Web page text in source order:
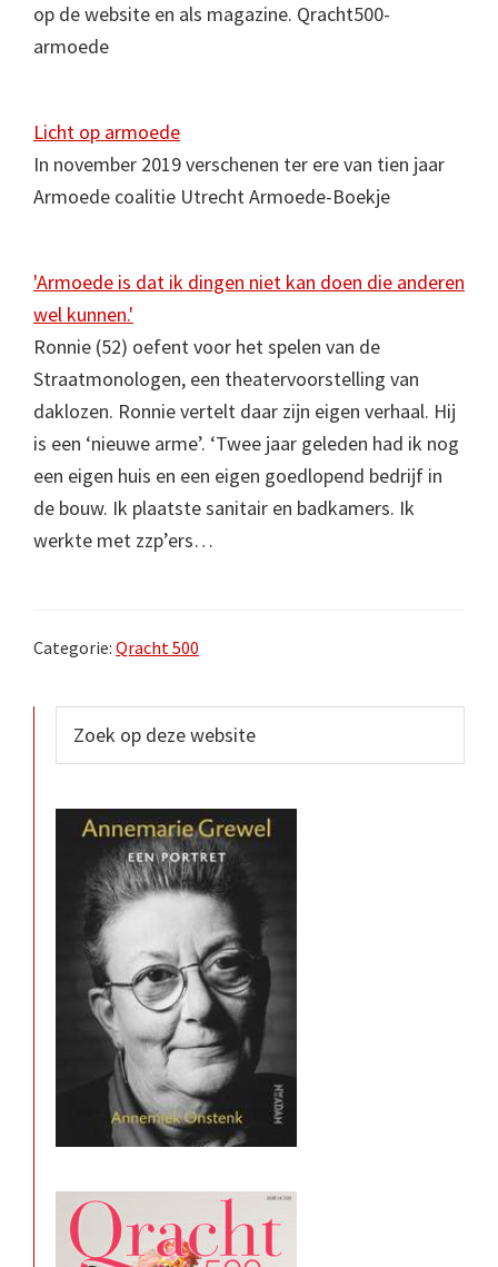
op de website en als magazine. Qracht500-
armoede
Licht op armoede
In november 2019 verschenen ter ere van tien jaar
Armoede coalitie Utrecht Armoede-Boekje
'Armoede is dat ik dingen niet kan doen die anderen
wel kunnen.'
Ronnie (52) oefent voor het spelen van de
Straatmonologen, een theatervoorstelling van
daklozen. Ronnie vertelt daar zijn eigen verhaal. Hij
is een ‘nieuwe arme’. ‘Twee jaar geleden had ik nog
een eigen huis en een eigen goedlopend bedrijf in
de bouw. Ik plaatste sanitair en badkamers. Ik
werkte met zzp’ers…
Categorie: Qracht 500
Primaire
Sidebar
op